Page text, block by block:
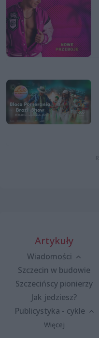
Artykuły
Wiadomości
Szczecin w budowie
Szczecińscy pionierzy
Jak jedziesz?
Publicystyka - cykle
Więcej